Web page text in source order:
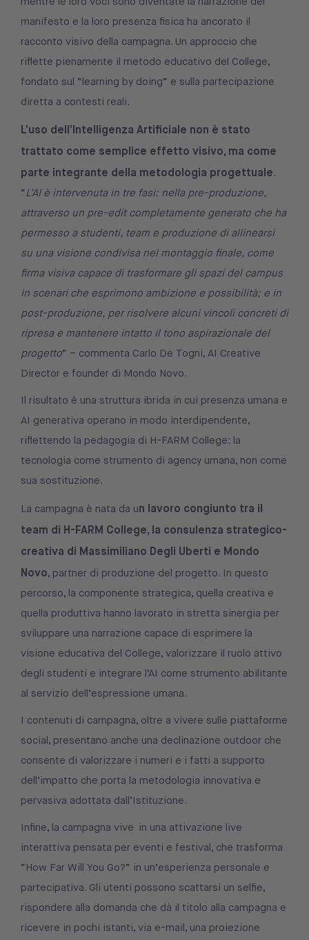
manifesto e la loro presenza fisica ha ancorato il
racconto visivo della campagna. Un approccio che
riflette pienamente il metodo educativo del College,
fondato sul “learning by doing” e sulla partecipazione
diretta a contesti reali.
L’uso dell’Intelligenza Artificiale non è stato
trattato come semplice effetto visivo, ma come
parte integrante della metodologia progettuale.
“L’AI è intervenuta in tre fasi: nella pre-produzione,
attraverso un pre-edit completamente generato che ha
permesso a studenti, team e produzione di allinearsi
su una visione condivisa nel montaggio finale, come
firma visiva capace di trasformare gli spazi del campus
in scenari che esprimono ambizione e possibilità; e in
post-produzione, per risolvere alcuni vincoli concreti di
ripresa e mantenere intatto il tono aspirazionale del
progetto” – commenta Carlo De Togni, AI Creative
Director e founder di Mondo Novo.
Il risultato è una struttura ibrida in cui presenza umana e
AI generativa operano in modo interdipendente,
riflettendo la pedagogia di H-FARM College: la
tecnologia come strumento di agency umana, non come
sua sostituzione.
La campagna è nata da un lavoro congiunto tra il
team di H-FARM College, la consulenza strategico-
creativa di Massimiliano Degli Uberti e Mondo
Novo, partner di produzione del progetto. In questo
percorso, la componente strategica, quella creativa e
quella produttiva hanno lavorato in stretta sinergia per
sviluppare una narrazione capace di esprimere la
visione educativa del College, valorizzare il ruolo attivo
degli studenti e integrare l’AI come strumento abilitante
al servizio dell’espressione umana.
I contenuti di campagna, oltre a vivere sulle piattaforme
social, presentano anche una declinazione outdoor che
consente di valorizzare i numeri e i fatti a supporto
dell’impatto che porta la metodologia innovativa e
pervasiva adottata dall’Istituzione.
Infine, la campagna vive in una attivazione live
interattiva pensata per eventi e festival, che trasforma
“How Far Will You Go?” in un’esperienza personale e
partecipativa. Gli utenti possono scattarsi un selfie,
rispondere alla domanda che dà il titolo alla campagna e
ricevere in pochi istanti, via e-mail, una proiezione